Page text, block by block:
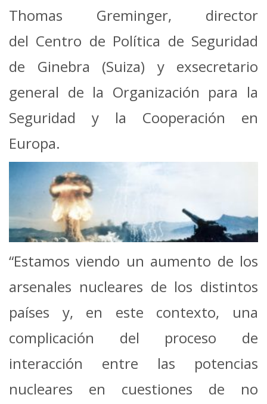
Thomas Greminger, director
del Centro de Política de Seguridad
de Ginebra (Suiza) y exsecretario
general de la Organización para la
Seguridad y la Cooperación en
Europa.
“Estamos viendo un aumento de los
arsenales nucleares de los distintos
países y, en este contexto, una
complicación del proceso de
interacción entre las potencias
nucleares en cuestiones de no